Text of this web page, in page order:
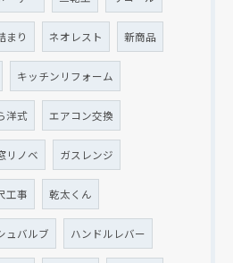
まり ネオレスト 新商品
キッチンリフォーム
洋式 エアコン交換
リノベ ガスレンジ
工事 乾太くん
ュバルブ ハンドルレバー